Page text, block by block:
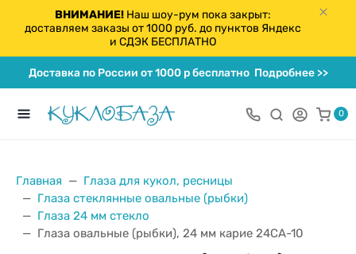
ВНИМАНИЕ!Наш шоу-рум пока закрыт:
доставляем заказы от 1000 руб. до пунктов Яндекс
и СДЭК БЕСПЛАТНО
Доставка по России от 1000 р бесплатноПодробнее >>
0
Главная
Глаза для кукол, ресницы
Глаза стеклянные овальные (рыбки)
Глаза 24 мм стекло
Глаза овальные (рыбки), 24 мм карие 24CA-10